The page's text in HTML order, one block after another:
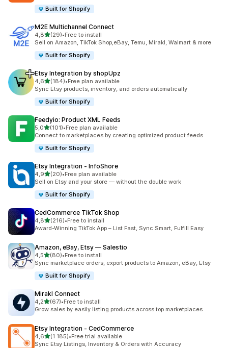
Built for Shopify
M2E Multichannel Connect
4,8av 5 stjerner
(29)
Totalt 29 omtaler
•Free to install
Sell on Amazon, TikTok Shop,eBay, Temu, Mirakl, Walmart & more
Built for Shopify
Etsy Integration by shopUpz
4,6av 5 stjerner
(184)
Totalt 184 omtaler
•Free plan available
Sync Etsy products, inventory, and orders automatically
Built for Shopify
Feedyio: Product XML Feeds
5,0av 5 stjerner
(101)
Totalt 101 omtaler
•Free plan available
Connect to marketplaces by creating optimized product feeds
Built for Shopify
Etsy Integration ‑ InfoShore
4,9av 5 stjerner
(20)
Totalt 20 omtaler
•Free plan available
Sell on Etsy and your store — without the double work
Built for Shopify
CedCommerce TikTok Shop
4,8av 5 stjerner
(216)
Totalt 216 omtaler
•Free to install
Award-Winning TikTok App – List Fast, Sync Smart, Fulfill Easy
Amazon, eBay, Etsy — Salestio
4,5av 5 stjerner
(80)
Totalt 80 omtaler
•Free to install
Sync marketplace orders, export products to Amazon, eBay, Etsy
Built for Shopify
Mirakl Connect
4,2av 5 stjerner
(67)
Totalt 67 omtaler
•Free to install
Grow sales by easily listing products across top marketplaces
Etsy Integration ‑ CedCommerce
4,6av 5 stjerner
(1 185)
Totalt 1185 omtaler
•Free trial available
Sync Etsy Listings, Inventory & Orders with Accuracy